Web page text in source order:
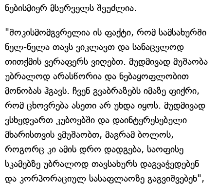
ნებისმიერ მსურველს შეუძლია.
"შოკისმომგვრელია ის ფაქტი, რომ სამსახურში
ნელ-ნელა თავს ვიკლავთ და სანაცვლოდ
თითქმის ვერაფერს ვიღებთ. მუდმივად მუშაობა
უბრალოდ არასწორია და ნებაყოფლობით
მონობას ჰგავს. ჩვენ გვაბრაზებს იმაზე ფიქრი,
რომ ცხოვრება ასეთი არ უნდა იყოს. მუდმივად
ვსხედვართ კუბოებში და დაინტერესებული
მხარისთვის ვმუშაობთ, მაგრამ ბოლოს,
როგორც კი ამის დრო დადგება, საოფისე
სკამებზე უბრალოდ თავსახურს დაგვაჭედებენ
და კორპორაციულ სასაფლაოზე გაგვიშვებენ",